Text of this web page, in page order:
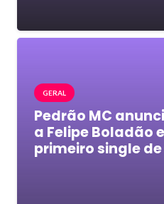
GERAL
Pedrão MC
a Felipe Boladão
primeiro single